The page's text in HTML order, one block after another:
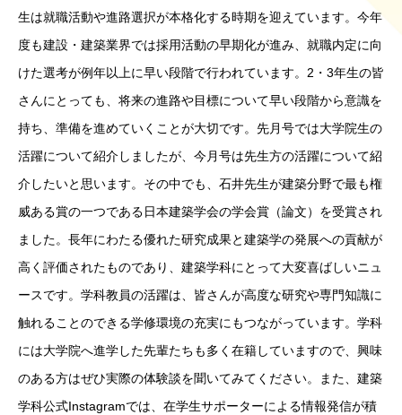
生は就職活動や進路選択が本格化する時期を迎えています。今年
度も建設・建築業界では採用活動の早期化が進み、就職内定に向
けた選考が例年以上に早い段階で行われています。2・3年生の皆
さんにとっても、将来の進路や目標について早い段階から意識を
持ち、準備を進めていくことが大切です。先月号では大学院生の
活躍について紹介しましたが、今月号は先生方の活躍について紹
介したいと思います。その中でも、石井先生が建築分野で最も権
威ある賞の一つである日本建築学会の学会賞（論文）を受賞され
ました。長年にわたる優れた研究成果と建築学の発展への貢献が
高く評価されたものであり、建築学科にとって大変喜ばしいニュ
ースです。学科教員の活躍は、皆さんが高度な研究や専門知識に
触れることのできる学修環境の充実にもつながっています。学科
には大学院へ進学した先輩たちも多く在籍していますので、興味
のある方はぜひ実際の体験談を聞いてみてください。また、建築
学科公式Instagramでは、在学生サポーターによる情報発信が積